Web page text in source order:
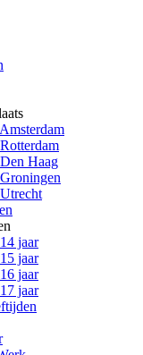
Haag
jaar
jaar
jaar
jaar